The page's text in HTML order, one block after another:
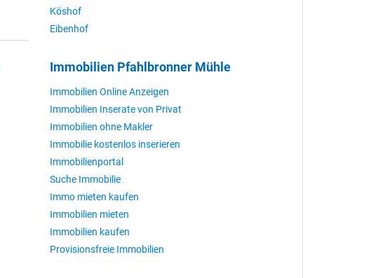
Köshof
Eibenhof
Immobilien Pfahlbronner Mühle
Immobilien Online Anzeigen
Immobilien Inserate von Privat
Immobilien ohne Makler
Immobilie kostenlos inserieren
Immobilienportal
Suche Immobilie
Immo mieten kaufen
Immobilien mieten
Immobilien kaufen
Provisionsfreie Immobilien